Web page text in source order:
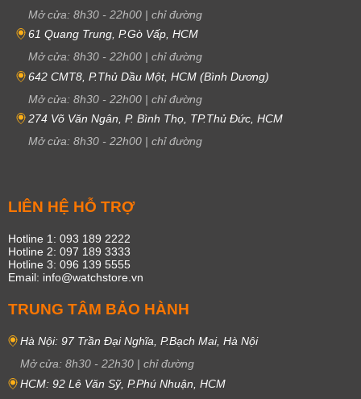
Mở cửa: 8h30 - 22h00 | chỉ đường
61 Quang Trung, P.Gò Vấp, HCM
Mở cửa: 8h30 - 22h00 | chỉ đường
642 CMT8, P.Thủ Dầu Một, HCM (Bình Dương)
Mở cửa: 8h30 - 22h00 | chỉ đường
274 Võ Văn Ngân, P. Bình Thọ, TP.Thủ Đức, HCM
Mở cửa: 8h30 - 22h00 | chỉ đường
LIÊN HỆ HỖ TRỢ
Hotline 1: 093 189 2222
Hotline 2: 097 189 3333
Hotline 3: 096 139 5555
Email: info@watchstore.vn
TRUNG TÂM BẢO HÀNH
Hà Nội: 97 Trần Đại Nghĩa, P.Bạch Mai, Hà Nội
Mở cửa: 8h30 - 22h30 | chỉ đường
HCM: 92 Lê Văn Sỹ, P.Phú Nhuận, HCM